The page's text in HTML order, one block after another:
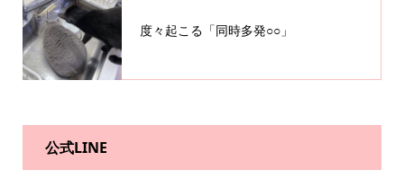
度々起こる「同時多発○○」
公式LINE